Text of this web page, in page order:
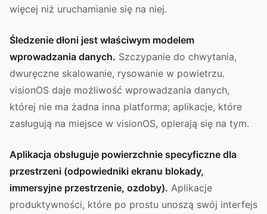
więcej niż uruchamianie się na niej.
Śledzenie dłoni jest właściwym modelem
wprowadzania danych. Szczypanie do chwytania,
dwuręczne skalowanie, rysowanie w powietrzu.
visionOS daje możliwość wprowadzania danych,
której nie ma żadna inna platforma; aplikacje, które
zasługują na miejsce w visionOS, opierają się na tym.
Aplikacja obsługuje powierzchnie specyficzne dla
przestrzeni (odpowiedniki ekranu blokady,
immersyjne przestrzenie, ozdoby). Aplikacje
produktywności, które po prostu unoszą swój interfejs